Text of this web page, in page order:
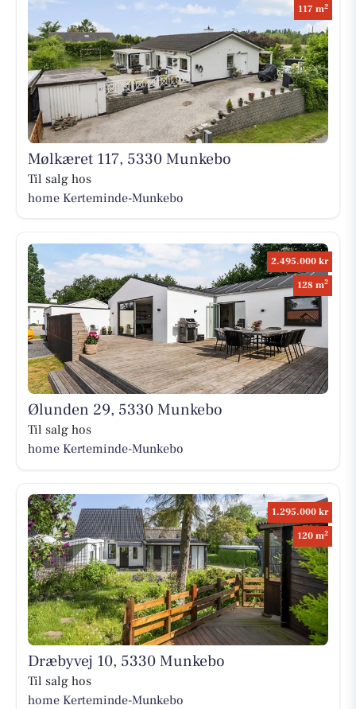
117 m2
Mølkæret 117, 5330 Munkebo
Til salg hos
home Kerteminde-Munkebo
2.495.000 kr
128 m2
Ølunden 29, 5330 Munkebo
Til salg hos
home Kerteminde-Munkebo
1.295.000 kr
120 m2
Dræbyvej 10, 5330 Munkebo
Til salg hos
home Kerteminde-Munkebo